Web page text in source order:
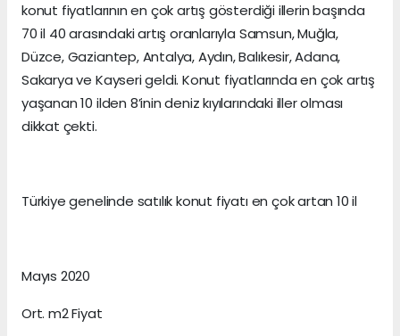
konut fiyatlarının en çok artış gösterdiği illerin başında
70 il 40 arasındaki artış oranlarıyla Samsun, Muğla,
Düzce, Gaziantep, Antalya, Aydın, Balıkesir, Adana,
Sakarya ve Kayseri geldi. Konut fiyatlarında en çok artış
yaşanan 10 ilden 8’inin deniz kıyılarındaki iller olması
dikkat çekti.
Türkiye genelinde satılık konut fiyatı en çok artan 10 il
Mayıs 2020
Ort. m2 Fiyat